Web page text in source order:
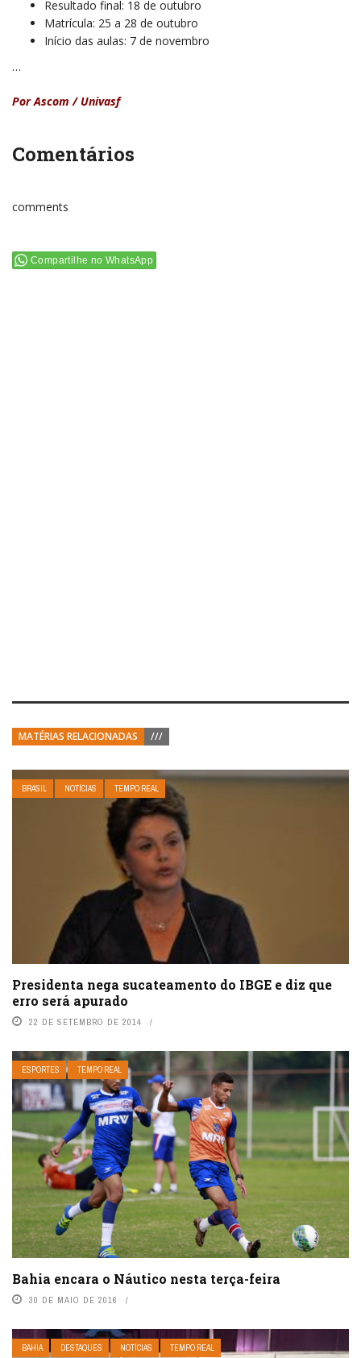
Resultado final: 18 de outubro
Matrícula: 25 a 28 de outubro
Início das aulas: 7 de novembro
…
Por Ascom / Univasf
Comentários
comments
Compartilhe no WhatsApp
MATÉRIAS RELACIONADAS ///
BRASIL NOTÍCIAS TEMPO REAL
Presidenta nega sucateamento do IBGE e diz que
erro será apurado
22 DE SETEMBRO DE 2014
ESPORTES TEMPO REAL
Bahia encara o Náutico nesta terça-feira
30 DE MAIO DE 2016
BAHIA DESTAQUES NOTÍCIAS TEMPO REAL